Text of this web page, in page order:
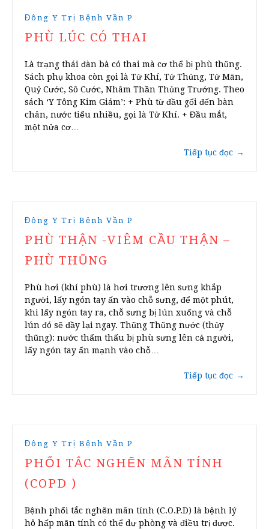
Đông Y Trị Bệnh Vần P
PHÙ LÚC CÓ THAI
Là trạng thái đàn bà có thai mà cơ thể bị phù thũng.
Sách phụ khoa còn gọi là Tử Khí, Tử Thủng, Tử Mãn,
Quỷ Cước, Sô Cước, Nhâm Thần Thủng Trướng. Theo
sách ‘Y Tông Kim Giám’: + Phù từ đầu gối đến bàn
chân, nước tiểu nhiều, gọi là Tử Khí. + Đầu mắt,
một nửa cơ…
Tiếp tục đọc →
Đông Y Trị Bệnh Vần P
PHÙ THẬN -VIÊM CẦU THẬN –
PHÙ THŨNG
Phù hơi (khí phù) là hơi trương lên sưng khắp
người, lấy ngón tay ấn vào chỗ sưng, để một phút,
khi lấy ngón tay ra, chỗ sưng bị lún xuống và chỗ
lún đó sẽ đầy lại ngay. Thũng Thũng nước (thủy
thũng): nước thẩm thấu bị phù sưng lên cả người,
lấy ngón tay ấn mạnh vào chỗ…
Tiếp tục đọc →
Đông Y Trị Bệnh Vần P
PHỔI TẮC NGHẼN MÃN TÍNH
(COPD )
Bệnh phổi tắc nghẽn mãn tính (C.O.P.D) là bệnh lý
hô hấp mãn tính có thể dự phòng và điều trị được.